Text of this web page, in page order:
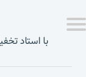
با استاد